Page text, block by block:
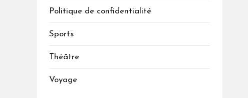
Politique de confidentialité
Sports
Théâtre
Voyage